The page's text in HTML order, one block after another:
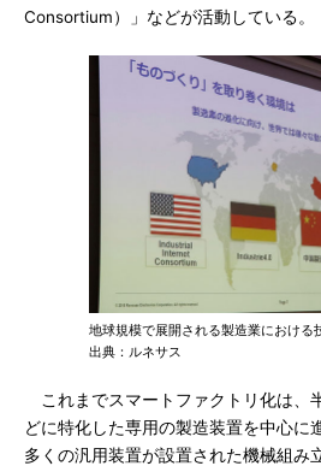
Consortium）」などが活動している。
地球規模で展開される製造業における
出典：ルネサス
これまでスマートファクトリ化は、
どに特化した専用の製造装置を中心に
多くの汎用装置が設置された機械組み